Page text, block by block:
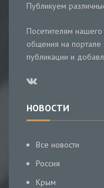
Публикуем
Посетителям
общения на
публикации и
НОВОСТИ
Все новости
Россия
Крым